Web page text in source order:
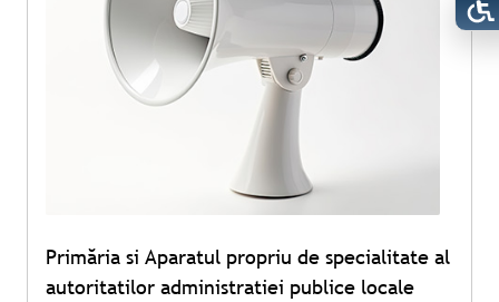
Primăria si Aparatul propriu de specialitate al
autoritatilor administratiei publice locale